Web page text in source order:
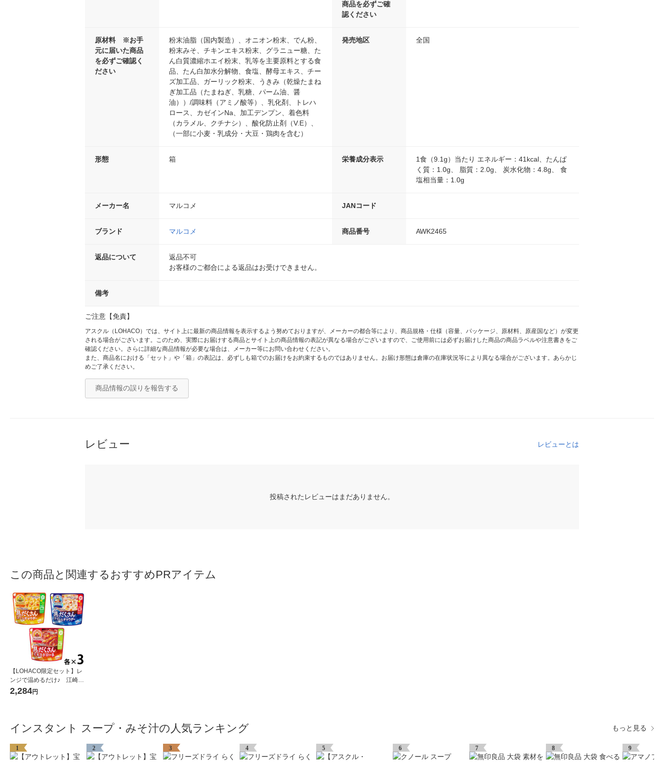
商品を必ずご確
認ください
原材料 ※お手
元に届いた商品
を必ずご確認く
ださい
粉末油脂（国内製造）、オニオン粉末、でん粉、
粉末みそ、チキンエキス粉末、グラニュー糖、た
ん白質濃縮ホエイ粉末、乳等を主要原料とする食
品、たん白加水分解物、食塩、酵母エキス、チー
ズ加工品、ガーリック粉末、うきみ（乾燥たまね
ぎ加工品（たまねぎ、乳糖、パーム油、醤
油））/調味料（アミノ酸等）、乳化剤、トレハ
ロース、カゼインNa、加工デンプン、着色料
（カラメル、クチナシ）、酸化防止剤（V.E）、
（一部に小麦・乳成分・大豆・鶏肉を含む）
発売地区 全国
形態 箱 栄養成分表示
1食（9.1g）当たり エネルギー：41kcal、たんぱ
く質：1.0g、 脂質：2.0g、 炭水化物：4.8g、 食
塩相当量：1.0g
メーカー名 マルコメ JANコード
ブランド マルコメ 商品番号 AWK2465
返品について
返品不可
お客様のご都合による返品はお受けできません。
備考
ご注意【免責】
アスクル（LOHACO）では、サイト上に最新の商品情報を表示するよう努めておりますが、メーカーの都合等により、商品規格・仕様（容量、パッケージ、原材料、原産国など）が変更
される場合がございます。このため、実際にお届けする商品とサイト上の商品情報の表記が異なる場合がございますので、ご使用前には必ずお届けした商品の商品ラベルや注意書きをご
確認ください。さらに詳細な商品情報が必要な場合は、メーカー等にお問い合わせください。
また、商品名における「セット」や「箱」の表記は、必ずしも箱でのお届けをお約束するものではありません。お届け形態は倉庫の在庫状況等により異なる場合がございます。あらかじ
めご了承ください。
商品情報の誤りを報告する
レビュー レビューとは
投稿されたレビューはまだありません。
この商品と関連するおすすめPRアイテム
【LOHACO限定セット】レ
ンジで温めるだけ♪ 江崎グ
リコ クレアおばさんの具だ
2,284円
インスタント スープ・みそ汁の人気ランキング もっと見る
1 2 3 4 5 6 7 8 9